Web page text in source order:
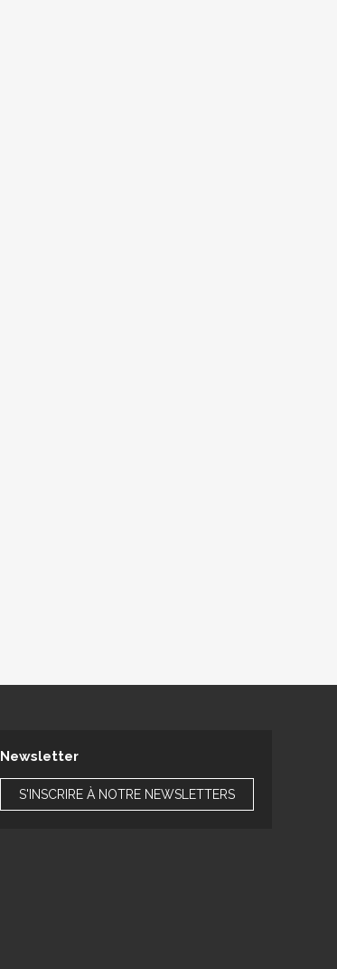
Newsletter
S'INSCRIRE À NOTRE NEWSLETTERS